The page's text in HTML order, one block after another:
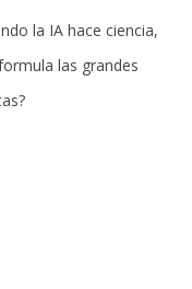
la IA hace ciencia,
las grandes